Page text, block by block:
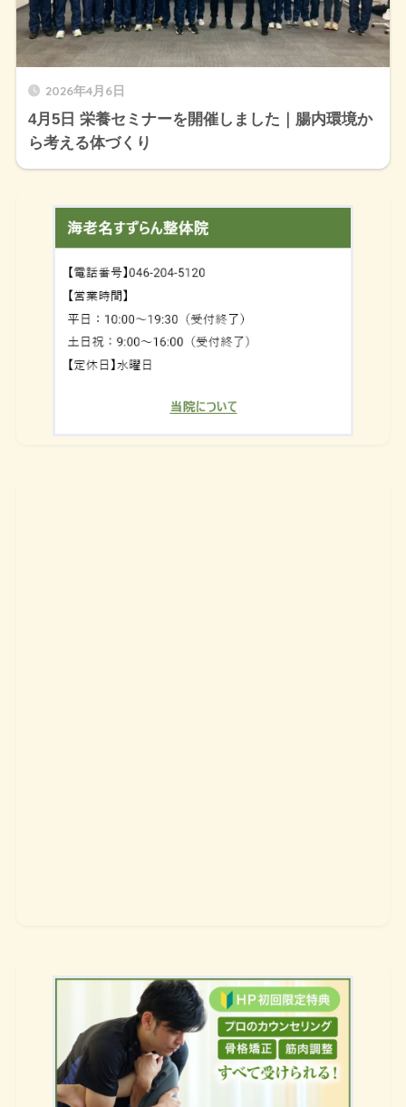
2026年4月6日
4月5日 栄養セミナーを開催しました｜腸内環境か
ら考える体づくり